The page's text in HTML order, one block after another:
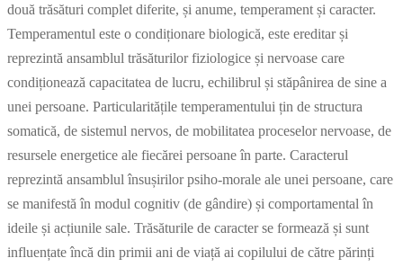
două trăsături complet diferite, și anume, temperament și caracter.
Temperamentul este o condiționare biologică, este ereditar și
reprezintă ansamblul trăsăturilor fiziologice și nervoase care
condiționează capacitatea de lucru, echilibrul și stăpânirea de sine a
unei persoane. Particularitățile temperamentului țin de structura
somatică, de sistemul nervos, de mobilitatea proceselor nervoase, de
resursele energetice ale fiecărei persoane în parte. Caracterul
reprezintă ansamblul însușirilor psiho-morale ale unei persoane, care
se manifestă în modul cognitiv (de gândire) și comportamental în
ideile și acțiunile sale. Trăsăturile de caracter se formează și sunt
influențate încă din primii ani de viață ai copilului de către părinți